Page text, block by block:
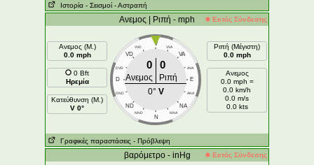
Ιστορία - Σεισμοί - Αστραπή
Ανεμος | Ριπή - mph Εκτός Σύνδεσης
Ανεμος (Μ.)
0.0 mph
0 Bft
Ηρεμία
Κατεύθυνση (Μ.)
V 0°
V
VVD VVA
VD VA
DVD AVA
D E
DND ANA
ND NA
NND NNA
N
0 0
Ανεμος
Ριπή
0° V
Ριπή (Μέγιστη)
0.0 mph
Ανεμος
0.0 mph =
0.0 km/h
0.0 m/s
0.0 kts
Γραφικές παραστάσεις - Πρόβλεψη
βαρόμετρο - inHg Εκτός Σύνδεσης